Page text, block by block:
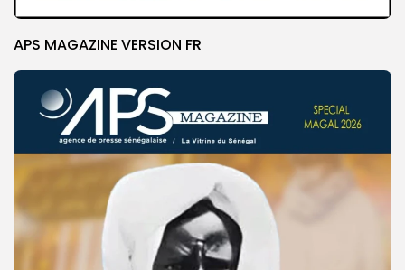
APS MAGAZINE VERSION FR